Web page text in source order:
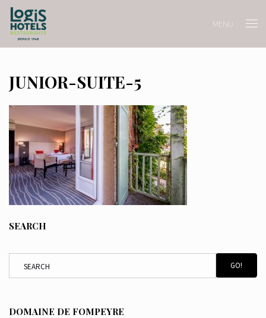
MENU
JUNIOR-SUITE-5
SEARCH
GO!
DOMAINE DE FOMPEYRE